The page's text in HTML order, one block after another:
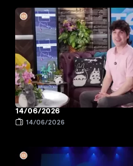
14/06/2026
14/06/2026